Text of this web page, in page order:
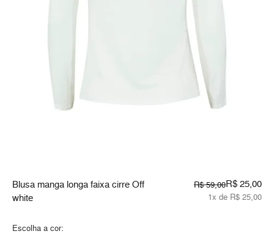
Blusa manga longa faixa cirre Off
white
R$ 59,00R$ 25,00
1x de R$ 25,00
Escolha a cor: